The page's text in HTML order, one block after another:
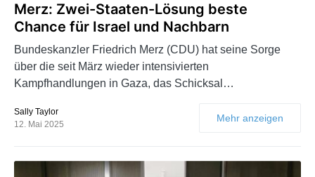
Merz: Zwei-Staaten-Lösung beste
Chance für Israel und Nachbarn
Bundeskanzler Friedrich Merz (CDU) hat seine Sorge
über die seit März wieder intensivierten
Kampfhandlungen in Gaza, das Schicksal…
Sally Taylor
12. Mai 2025
Mehr anzeigen